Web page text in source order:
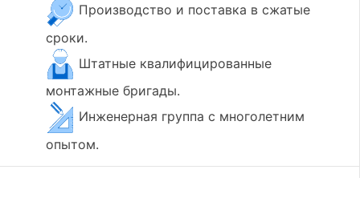
Производство и поставка в сжатые
сроки.
Штатные квалифицированные
монтажные бригады.
Инженерная группа с многолетним
опытом.